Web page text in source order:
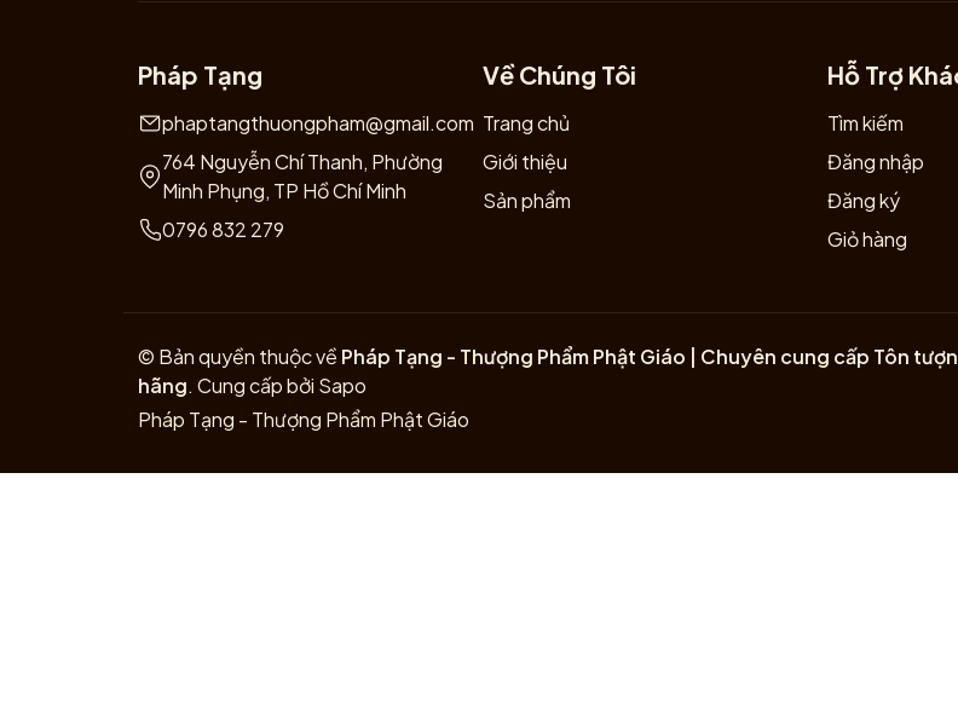
Pháp Tạng
phaptangthuongpham@gmail.com
764 Nguyễn Chí Thanh, Phường
Minh Phụng, TP Hồ Chí Minh
0796 832 279
Về Chúng Tôi
Trang chủ
Giới thiệu
Sản phẩm
Hỗ Trợ
Tìm kiếm
Đăng nhập
Đăng ký
Giỏ hàng
© Bản quyền thuộc về Pháp Tạng - Thượng Phẩm Phật Giáo | Chuyên cung cấp Tôn
hãng. Cung cấp bởi Sapo
Pháp Tạng - Thượng Phẩm Phật Giáo